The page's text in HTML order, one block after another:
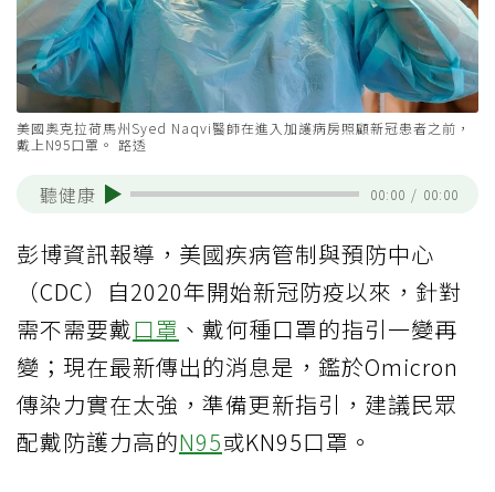
美國奧克拉荷馬州Syed Naqvi醫師在進入加護病房照顧新冠患者之前，
戴上N95口罩。 路透
聽健康 00:00 / 00:00
彭博資訊報導，美國疾病管制與預防中心
（CDC）自2020年開始新冠防疫以來，針對
需不需要戴口罩 、戴何種口罩的指引一變再
變；現在最新傳出的消息是，鑑於Omicron
傳染力實在太強，準備更新指引，建議民眾
配戴防護力高的N95或KN95口罩。